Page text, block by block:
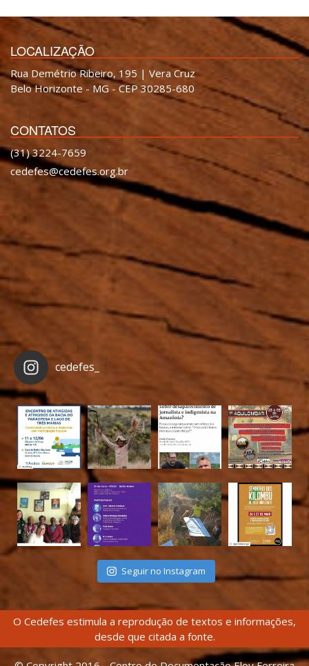
LOCALIZAÇÃO
Rua Demétrio Ribeiro, 195 | Vera Cruz
Belo Horizonte - MG - CEP 30285-680
CONTATOS
(31) 3224-7659
cedefes@cedefes.org.br
cedefes_
Seguir no Instagram
O Cedefes estimula a reprodução de textos e informações,
desde que citada a fonte.